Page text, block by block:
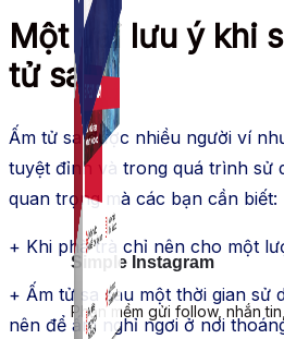
Simple Instagram
Phần mềm gửi follow, nhắn
Một vài lưu ý khi
tử sa
Ấm tử sa được nhiều người ví
tuyệt đỉnh và trong quá trình sử
quan trọng mà các bạn cần biết:
+ Khi phà trà chỉ nên cho một
+ Ấm tử sa sau một thời gian sử
nên để ấm nghỉ ngơi ở nơi